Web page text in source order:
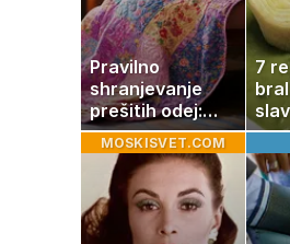
Pravilno
shranjevanje
prešitih odej:
Kako ohraniti
družinsko
dediščino
7
MOSKISVET.COM